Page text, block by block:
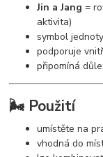
Jin a Jang =
aktivita)
symbol
podporuje
připomíná
🌬️ Použití
umístěte na
vhodná do